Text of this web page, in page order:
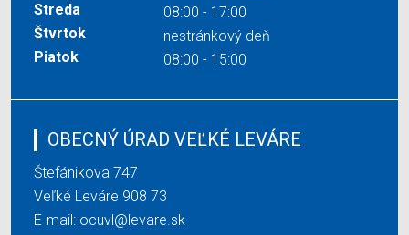
Streda
08:00 - 17:00
Štvrtok
nestránkový deň
Piatok
08:00 - 15:00
OBECNÝ ÚRAD VEĽKÉ LEVÁRE
Štefánikova 747
Veľké Leváre 908 73
E-mail: ocuvl@levare.sk